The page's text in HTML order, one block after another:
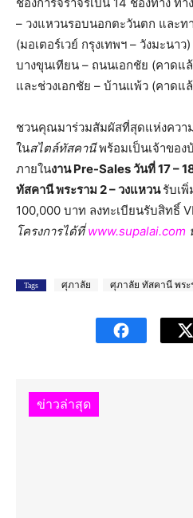
ช่องการจราจรเป็น 14 ช่องทาง ท
– วงแหวนรอบนอกตะวันตก และ
(มอเตอร์เวย์ กรุงเทพฯ – วังมะนาว
บางขุนเทียน – ถนนเอกชัย (คาด
และช่วงเอกชัย – บ้านแพ้ว (คาดแ
ชวนคุณมาร่วมสัมผัสที่สุดแห่งควา
ในสไตล์ทัสคานีพร้อมเป็นเจ้าของ
ภายในงานPre-Sales วันที่ 17 –
ทัสคานี พระราม 2 – วงแหวนรับเ
100,000 บาท ลงทะเบียนรับสิทธิ์
โครงการได้ที่www.supalai.com
Tags ศุภาลัย ศุภาลัย ทัสคานี พระ
ข่าวล่าสุด